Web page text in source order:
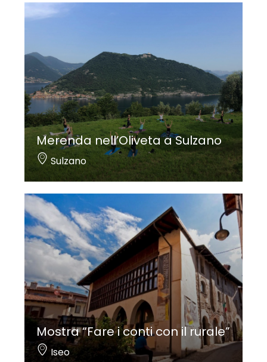
Merenda nell’Oliveta a Sulzano
Sulzano
Mostra “Fare i conti con il rurale”
Iseo